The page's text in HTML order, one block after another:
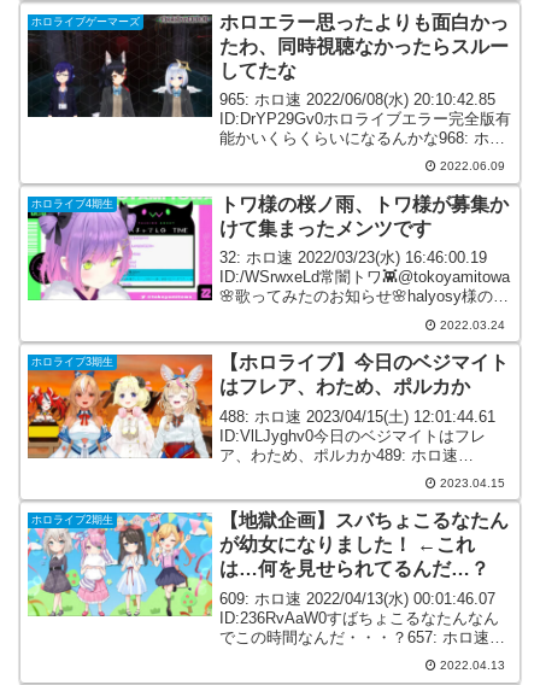
ホロライブゲーマーズ
ホロエラー思ったよりも面白かっ
たわ、同時視聴なかったらスルー
してたな
965: ホロ速 2022/06/08(水) 20:10:42.85
ID:DrYP29Gv0ホロライブエラー完全版有
能かいくらくらいになるんかな968: ホロ
速 2022/06/08(水) 20:11:28.93 2022.06.09
ホロライブ4期生
トワ様の桜ノ雨、トワ様が募集か
けて集まったメンツです
32: ホロ速 2022/03/23(水) 16:46:00.19
ID:/WSrwxeLd常闇トワ👾@tokoyamitowa
🌸歌ってみたのお知らせ🌸halyosy様の
「桜ノ雨」を5人で歌いました🧡21:00
～ 常闇トワchにて投稿👾常闇...
2022.03.24
ホロライブ3期生
【ホロライブ】今日のベジマイト
はフレア、わため、ポルカか
488: ホロ速 2023/04/15(土) 12:01:44.61
ID:VlLJyghv0今日のベジマイトはフレ
ア、わため、ポルカか489: ホロ速
2023/04/15(土) 12:03:54.46 ID:yZz/J4oU0
2023.04.15
ホロライブ2期生
【地獄企画】スバちょこるなたん
が幼女になりました！ ←これ
は…何を見せられてるんだ…？
609: ホロ速 2022/04/13(水) 00:01:46.07
ID:236RvAaW0すばちょこるなたんなん
でこの時間なんだ・・・？657: ホロ速
2022.04.13